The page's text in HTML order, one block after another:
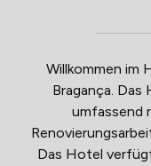
Willkommen im
Bragança. Das
umfassend
Das Hotel